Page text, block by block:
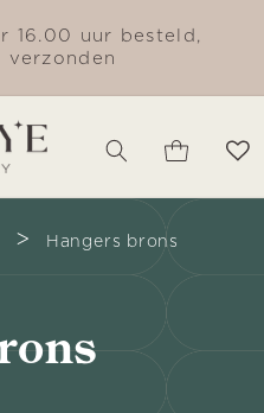
16.00 uur besteld,
verzonden
Winkelwagen
> Hangers brons